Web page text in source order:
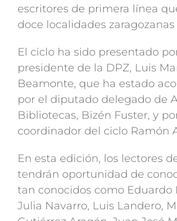
escritores de primera línea
doce localidades
El ciclo ha sido presentado
presidente de la DPZ, Luis
Beamonte, que ha estado
por el diputado delegado de
Bibliotecas, Bizén Fuster, y
coordinador del ciclo Ramón
En esta edición, los lectores
tendrán oportunidad de
tan conocidos como Eduardo
Julia Navarro, Luis Landero,